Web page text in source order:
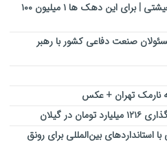
خبر جدید از طرح جدید یارانه معیشتی | برای این دهک ها ۱ میلیون ۱۰۰
صنعت دفاعی کشور با رهبر
نارمک تهران + عکس
بین‌المللی برای رونق